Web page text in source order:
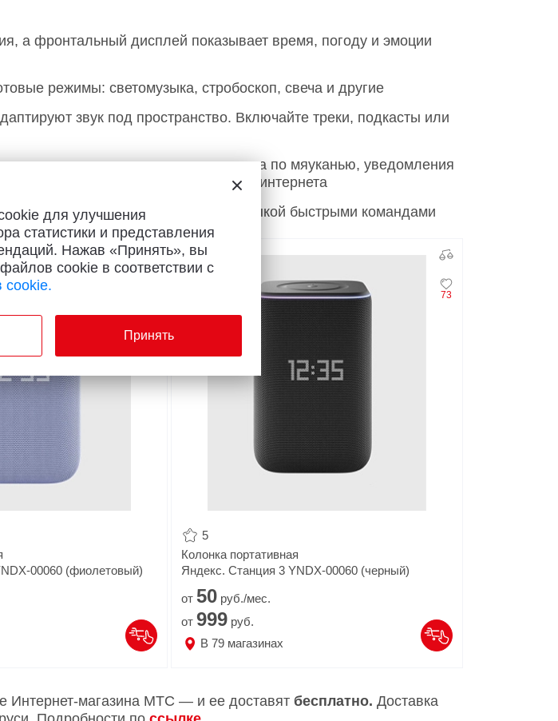
а фронтальный дисплей показывает время, погоду и эмоции
режимы: светомузыка, стробоскоп, свеча и другие
звук под пространство. Включайте треки, подкасты или
свет по хлопку, корм для питомца по мяуканью, уведомления
устройства напрямую, даже без интернета
играет, советует и управляет музыкой быстрыми командами
00060 (фиолетовый)
73
5
Колонка портативная
Яндекс. Станция 3 YNDX-00060 (черный)
от 50 руб./мес.
от 999 руб.
В 79 магазинах
Хит продаж
Интернет-магазина МТС — и ее доставят бесплатно. Доставка
для улучшения
статистики и представления
Нажав «Принять», вы
cookie в соответствии с
cookie.
Принять